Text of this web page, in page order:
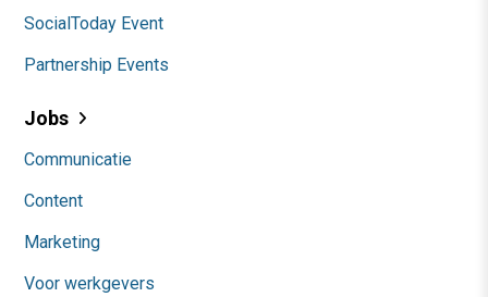
SocialToday Event
Partnership Events
Jobs
Communicatie
Content
Marketing
Voor werkgevers